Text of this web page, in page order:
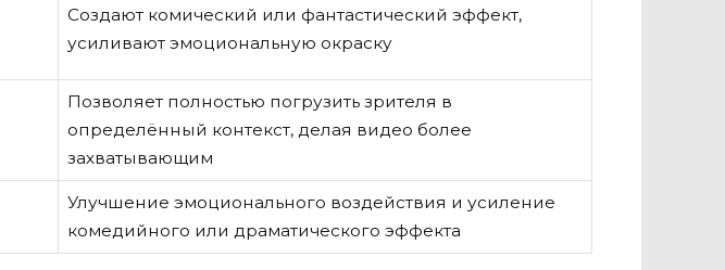
Создают комический или фантастический эффект,
усиливают эмоциональную окраску
Позволяет полностью погрузить зрителя в
определённый контекст, делая видео более
захватывающим
Улучшение эмоционального воздействия и усиление
комедийного или драматического эффекта